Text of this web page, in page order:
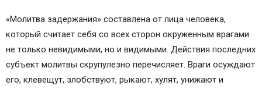
«Молитва задержания» составлена от лица человека,
который считает себя со всех сторон окруженным врагами
не только невидимыми, но и видимыми. Действия последних
субъект молитвы скрупулезно перечисляет. Враги осуждают
его, клевещут, злобствуют, рыкают, хулят, унижают и